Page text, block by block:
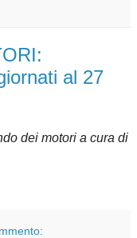
al 27
dei motori a cura di